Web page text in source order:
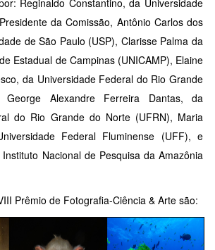
Reginaldo Constantino, da Universidade
da Comissão, Antônio Carlos dos
de São Paulo (USP), Clarisse Palma da
Estadual de Campinas (UNICAMP), Elaine
da Universidade Federal do Rio Grande
Alexandre Ferreira Dantas, da
do Rio Grande do Norte (UFRN), Maria
Federal Fluminense (UFF), e
Nacional de Pesquisa da Amazônia
Prêmio de Fotografia-Ciência & Arte são: